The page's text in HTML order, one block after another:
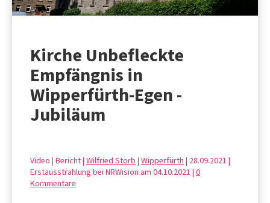
Kirche Unbefleckte
Empfängnis in
Wipperfürth-Egen -
Jubiläum
Video | Bericht | Wilfried Storb | Wipperfürth | 28.09.2021 |
Erstausstrahlung bei NRWision am 04.10.2021 | 0
Kommentare